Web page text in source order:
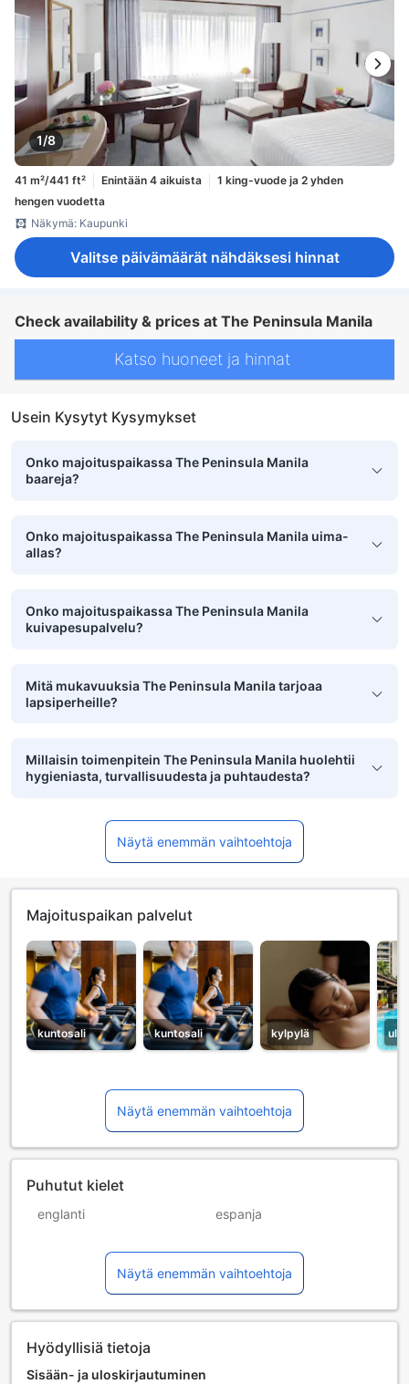
1/8
41 m²/441 ft² Enintään 4 aikuista
1 king-vuode ja 2 yhden
hengen vuodetta
Näkymä: Kaupunki
Valitse päivämäärät nähdäksesi hinnat
Check availability & prices at The Peninsula Manila
Katso huoneet ja hinnat
Usein Kysytyt Kysymykset
Onko majoituspaikassa The Peninsula Manila
baareja?
Onko majoituspaikassa The Peninsula Manila uima-
allas?
Onko majoituspaikassa The Peninsula Manila
kuivapesupalvelu?
Mitä mukavuuksia The Peninsula Manila tarjoaa
lapsiperheille?
Millaisin toimenpitein The Peninsula Manila huolehtii
hygieniasta, turvallisuudesta ja puhtaudesta?
Näytä enemmän vaihtoehtoja
Majoituspaikan palvelut
kuntosali kuntosali kylpylä
Näytä enemmän vaihtoehtoja
Puhutut kielet
englanti espanja
kiina (mandariini)
ranska saksa
tanska
Näytä enemmän vaihtoehtoja
Hyödyllisiä tietoja
Sisään- ja uloskirjautuminen